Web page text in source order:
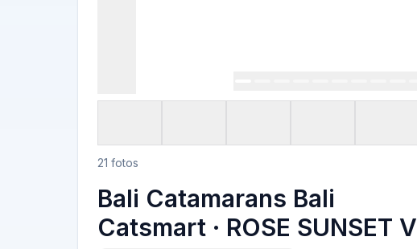
21 fotos
Bali Catamarans Bali
Catsmart · ROSE SUNSET V